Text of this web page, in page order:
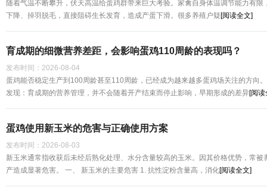
随着气温不断攀升，伏天高温给蛋鸡群带来巨大考验。家禽自身体温调节能力有
下降、掉羽脱毛，直接阻碍生长发育，造成产蛋下滑。很多养殖户疑[阅读全文]
育成期的细微营养差距，会影响蛋鸡110周龄的表现吗？
发布时间： 2026-08-04
蛋鸡能否稳定生产到100周龄甚至110周龄，已经成为越来越多蛋鸡场关注的方向
发现：育成期的营养管理，并不会随着开产结束而停止影响，早期形成的差异[阅读
蛋鸡使用新玉米的危害与正确使用方案
发布时间： 2026-08-03
新玉米通常指收获后未经后熟化处理、水分含量较高的玉米。因其价格优势，常
产造成显著危害。 一、 新玉米的主要危害 1. 抗性淀粉含量高，消化[阅读全文]